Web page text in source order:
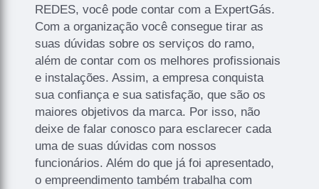
REDES, você pode contar com a ExpertGás.
Com a organização você consegue tirar as
suas dúvidas sobre os serviços do ramo,
além de contar com os melhores profissionais
e instalações. Assim, a empresa conquista
sua confiança e sua satisfação, que são os
maiores objetivos da marca. Por isso, não
deixe de falar conosco para esclarecer cada
uma de suas dúvidas com nossos
funcionários. Além do que já foi apresentado,
o empreendimento também trabalha com